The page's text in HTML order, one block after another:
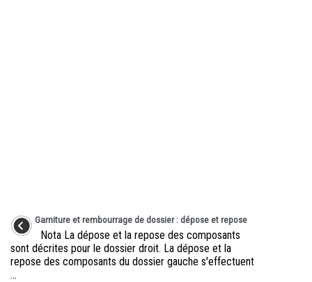
Garniture et rembourrage de dossier : dépose et repose
Nota La dépose et la repose des composants
sont décrites pour le dossier droit. La dépose et la
repose des composants du dossier gauche s'effectuent
...